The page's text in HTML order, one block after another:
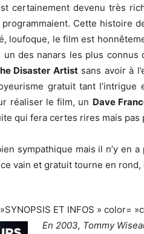
certainement devenu très
Cette histoire
loufoque, le film est
des nanars les plus
Disaster Artistsans avoir à
gratuit tant
réaliser le film, un Dave
qui fera certes rires mais pas
sympathique mais il n’y en
vain et gratuit tourne en
ET INFOS » color=
En 2003, Tommy